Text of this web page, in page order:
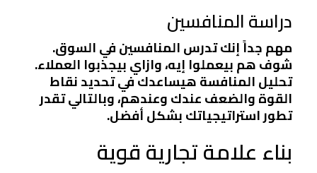
دراسة المنافسين
مهم جداً إنك تدرس المنافسين في السوق.
شوف هم بيعملوا إيه، وازاي بيجذبوا العملاء.
تحليل المنافسة هيساعدك في تحديد نقاط
القوة والضعف عندك وعندهم، وبالتالي تقدر
تطور استراتيجياتك بشكل أفضل.
بناء علامة تجارية قوية